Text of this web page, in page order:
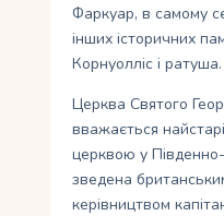
Фаркуар, в самому
інших історичних
Корнуолліс і ратуша.
Церква Святого
вважається
церквою у Південно-
зведена
керівництвом